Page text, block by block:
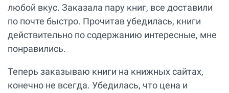
любой вкус. Заказала пару книг, все доставили
по почте быстро. Прочитав убедилась, книги
действительно по содержанию интересные, мне
понравились.
Теперь заказываю книги на книжных сайтах,
конечно не всегда. Убедилась, что цена и